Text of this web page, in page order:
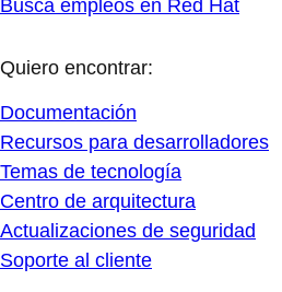
Busca empleos en Red Hat
Quiero encontrar:
Documentación
Recursos para desarrolladores
Temas de tecnología
Centro de arquitectura
Actualizaciones de seguridad
Soporte al cliente